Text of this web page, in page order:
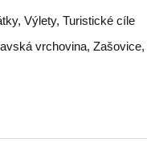
Výlety, Turistické cíle
vrchovina, Zašovice,